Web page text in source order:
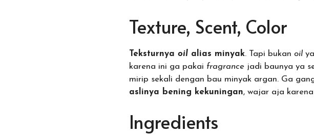
Texture, Scent, Color
Teksturnya oil alias minyak. Tapi bukan oil
karena ini ga pakai fragrance jadi baunya ya
mirip sekali dengan bau minyak argan. Ga
aslinya bening kekuningan, wajar aja
Ingredients